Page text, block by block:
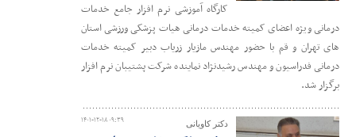
کارگاه آموزشی نرم افزار جامع خدمات
درمانی ویژه اعضای کمیته خدمات درمانی هیات پزشکی ورزشی استان
های تهران و قم با حضور مهندس مازیار زریاب دبیر کمیته خدمات
درمانی فدراسیون و مهندس رشیدنژاد نماینده شرکت پشتیبان نرم افزار
برگزار شد.
۱۴۰۱-۱۲-۱۸ ۰۹:۳۹ دکتر کاویانی